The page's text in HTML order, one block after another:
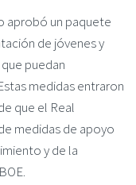
aprobó un paquete
de jóvenes y
puedan
medidas entraron
que el Real
medidas de apoyo
y de la